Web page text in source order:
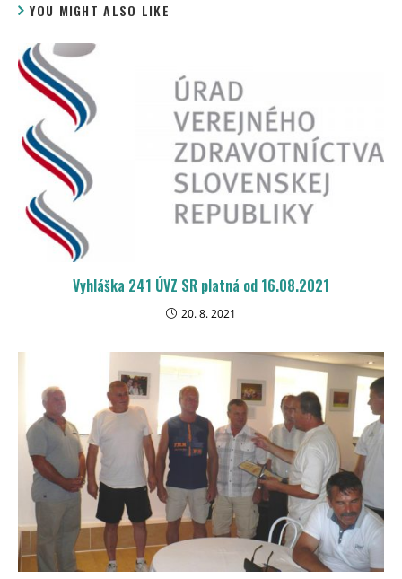
YOU MIGHT ALSO LIKE
Vyhláška 241 ÚVZ SR platná od 16.08.2021
20. 8. 2021